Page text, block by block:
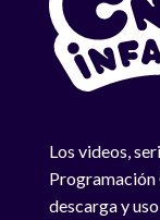
Los videos,
descarga y